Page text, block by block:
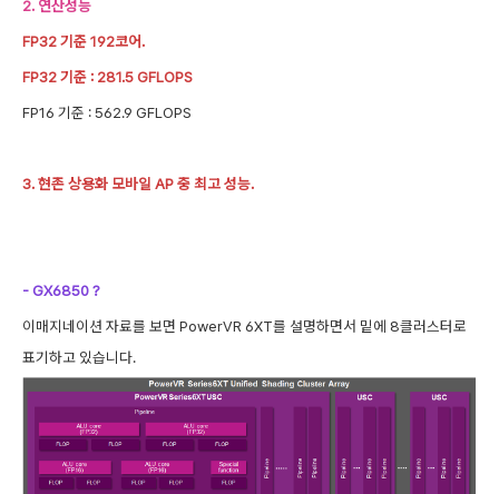
2. 연산성능
FP32 기준 192코어.
FP32 기준 : 281.5 GFLOPS
FP16 기준 : 562.9 GFLOPS
3. 현존 상용화 모바일 AP 중 최고 성능.
- GX6850 ?
이매지네이션 자료를 보면 PowerVR 6XT를 설명하면서 밑에 8클러스터로
표기하고 있습니다.